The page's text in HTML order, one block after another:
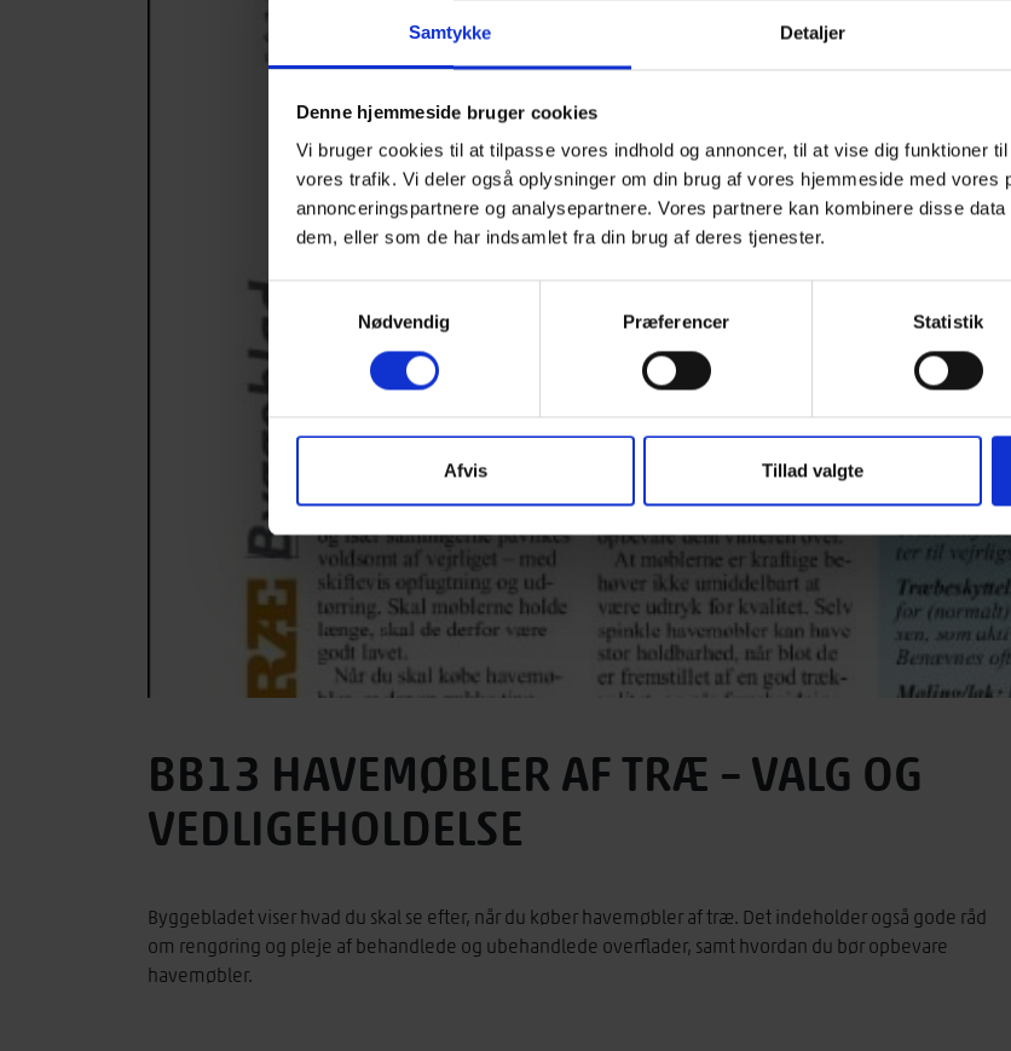
Samtykke Detaljer
Denne hjemmeside bruger cookies
Vi bruger cookies til at tilpasse vores indhold og annoncer, til at vise dig funktioner
vores trafik. Vi deler også oplysninger om din brug af vores hjemmeside med vores
annonceringspartnere og analysepartnere. Vores partnere kan kombinere disse
dem, eller som de har indsamlet fra din brug af deres tjenester.
Nødvendig
Præferencer Statistik
Afvis Tillad valgte
BB13 HAVEMØBLER AF TRÆ – VALG OG
VEDLIGEHOLDELSE
Byggebladet viser hvad du skal se efter, når du køber havemøbler af træ. Det indeholder også gode råd
om rengøring og pleje af behandlede og ubehandlede overflader, samt hvordan du bør opbevare
havemøbler.